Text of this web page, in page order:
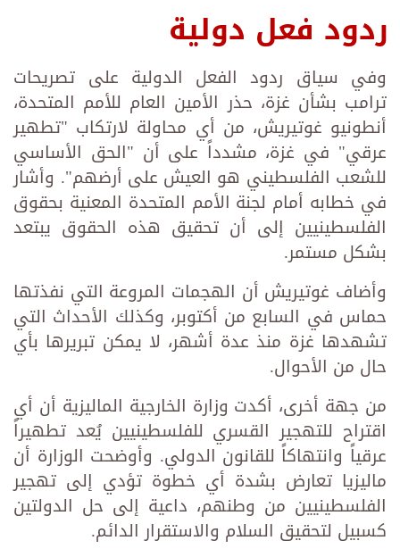
ردود فعل دولية
وفي سياق ردود الفعل الدولية على تصريحات
ترامب بشأن غزة، حذر الأمين العام للأمم المتحدة،
أنطونيو غوتيريش، من أي محاولة لارتكاب "تطهير
عرقي" في غزة، مشدداً على أن "الحق الأساسي
للشعب الفلسطيني هو العيش على أرضهم". وأشار
في خطابه أمام لجنة الأمم المتحدة المعنية بحقوق
الفلسطينيين إلى أن تحقيق هذه الحقوق يبتعد
بشكل مستمر.
وأضاف غوتيريش أن الهجمات المروعة التي نفذتها
حماس في السابع من أكتوبر، وكذلك الأحداث التي
تشهدها غزة منذ عدة أشهر، لا يمكن تبريرها بأي
حال من الأحوال.
من جهة أخرى، أكدت وزارة الخارجية الماليزية أن أي
اقتراح للتهجير القسري للفلسطينيين يُعد تطهيراً
عرقياً وانتهاكاً للقانون الدولي. وأوضحت الوزارة أن
ماليزيا تعارض بشدة أي خطوة تؤدي إلى تهجير
الفلسطينيين من وطنهم، داعية إلى حل الدولتين
كسبيل لتحقيق السلام والاستقرار الدائم.